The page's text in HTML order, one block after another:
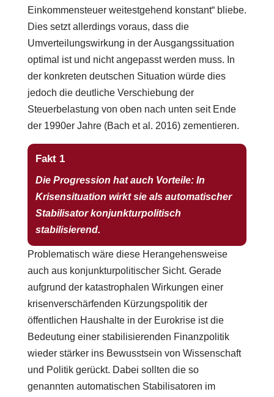
Einkommensteuer weitestgehend konstant“ bliebe.
Dies setzt allerdings voraus, dass die
Umverteilungswirkung in der Ausgangssituation
optimal ist und nicht angepasst werden muss. In
der konkreten deutschen Situation würde dies
jedoch die deutliche Verschiebung der
Steuerbelastung von oben nach unten seit Ende
der 1990er Jahre (Bach et al. 2016) zementieren.
Fakt 1
Die Progression hat auch Vorteile: In
Krisensituation wirkt sie als automatischer
Stabilisator konjunkturpolitisch
stabilisierend.
Problematisch wäre diese Herangehensweise
auch aus konjunkturpolitischer Sicht. Gerade
aufgrund der katastrophalen Wirkungen einer
krisenverschärfenden Kürzungspolitik der
öffentlichen Haushalte in der Eurokrise ist die
Bedeutung einer stabilisierenden Finanzpolitik
wieder stärker ins Bewusstsein von Wissenschaft
und Politik gerückt. Dabei sollten die so
genannten automatischen Stabilisatoren im